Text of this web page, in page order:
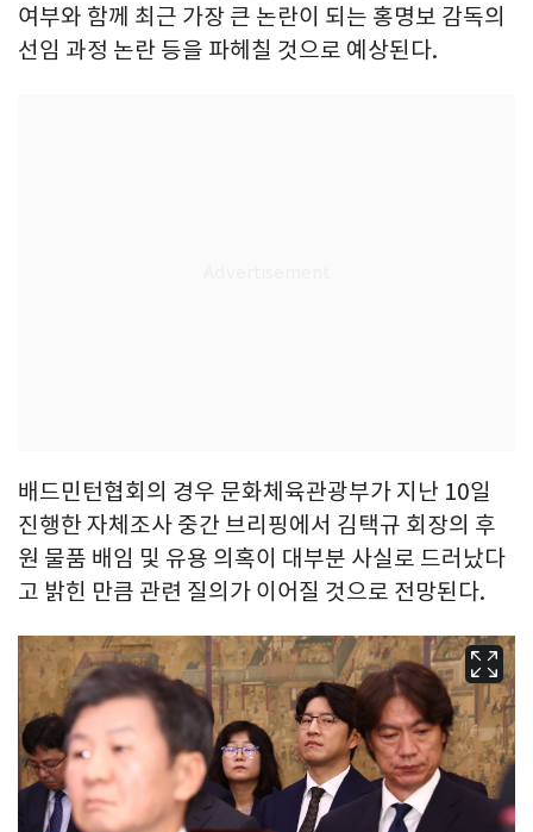
여부와 함께 최근 가장 큰 논란이 되는 홍명보 감독의
선임 과정 논란 등을 파헤칠 것으로 예상된다.
배드민턴협회의 경우 문화체육관광부가 지난 10일
진행한 자체조사 중간 브리핑에서 김택규 회장의 후
원 물품 배임 및 유용 의혹이 대부분 사실로 드러났다
고 밝힌 만큼 관련 질의가 이어질 것으로 전망된다.